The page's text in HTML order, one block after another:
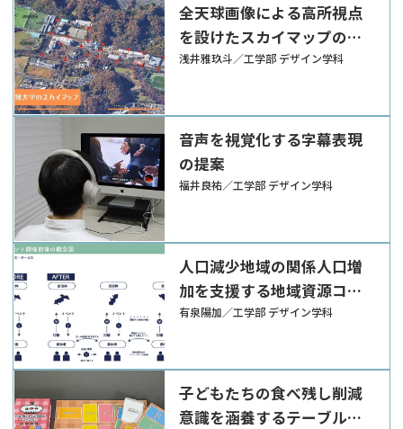
全天球画像による高所視点
を設けたスカイマップの提
案
浅井雅玖斗／工学部 デザイン学科
音声を視覚化する字幕表現
の提案
福井良祐／工学部 デザイン学科
人口減少地域の関係人口増
加を支援する地域資源コン
テンツデザインの枠組み
有泉陽加／工学部 デザイン学科
子どもたちの食べ残し削減
意識を涵養するテーブルゲ